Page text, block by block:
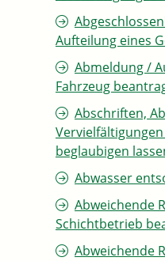
Aufteilung eines
Abmeldung /
Fahrzeug
Abschriften,
beglaubigen
Abwasser
Abweichende
Schichtbetrieb
Abweichende